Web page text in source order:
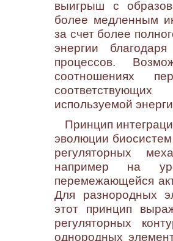
выигрыш с
более медленным
за счет более
энергии
процессов.
соотношениях
используемой
Принцип
эволюции
регуляторных
например на
перемежающейся
Для разнородных
этот принцип
регуляторных
однородных